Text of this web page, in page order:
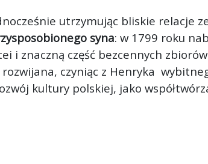
utrzymując bliskie relacje
syna: w 1799 roku
i znaczną część bezcennych
czyniąc z Henryka
kultury polskiej, jako